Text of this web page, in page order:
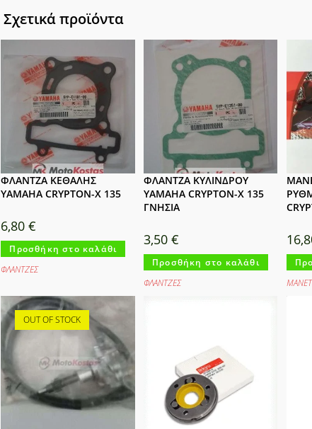
Σχετικά προϊόντα
ΦΛΑΝΤΖΑ ΚΕΘΑΛΗΣ
YAMAHA CRYPTON-X 135
6,80€
Προσθήκη στο καλάθι
ΦΛΑΝΤΖΕΣ
ΦΛΑΝΤΖΑ ΚΥΛΙΝΔΡΟΥ
YAMAHA CRYPTON-X 135
ΓΝΗΣΙΑ
3,50€
Προσθήκη στο καλάθι
ΦΛΑΝΤΖΕΣ
OUT OF STOCK